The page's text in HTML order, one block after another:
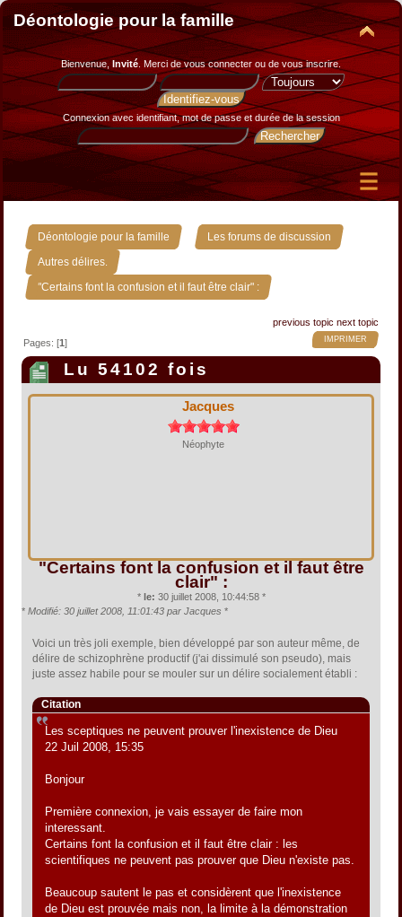
Déontologie pour la famille
Bienvenue, Invité. Merci devous connecter ou de vous inscrire.
Connexion avec identifiant, mot de passe et durée de la session
Déontologie pour la famille » Les forums de discussion »
Autres délires. »
"Certains font la confusion et il faut être clair" :
previous topic next topic
IMPRIMER
Pages: [1]
Lu 54102 fois
Jacques
Néophyte
"Certains font la confusion et il faut être
clair" :
* le: 30 juillet 2008, 10:44:58 *
* Modifié: 30 juillet 2008, 11:01:43 par Jacques *
Voici un très joli exemple, bien développé par son auteur même, de
délire de schizophrène productif (j'ai dissimulé son pseudo), mais
juste assez habile pour se mouler sur un délire socialement établi :
Citation
Les sceptiques ne peuvent prouver l'inexistence de Dieu
22 Juil 2008, 15:35
Bonjour
Première connexion, je vais essayer de faire mon
interessant.
Certains font la confusion et il faut être clair : les
scientifiques ne peuvent pas prouver que Dieu n'existe pas.
Beaucoup sautent le pas et considèrent que l'inexistence
de Dieu est prouvée mais non, la limite à la démonstration